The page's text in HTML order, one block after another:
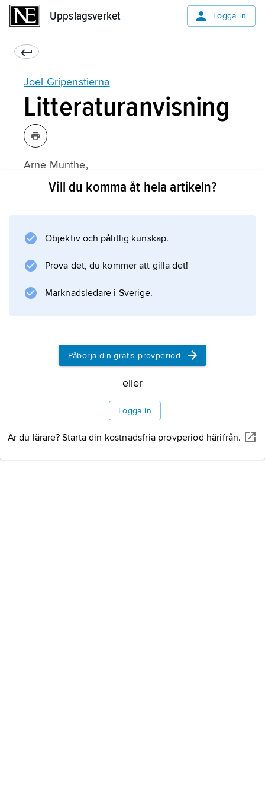
Uppslagsverket Logga in
Joel Gripenstierna
Litteraturanvisning
Arne Munthe,
Joel Gripenstierna
Vill du komma åt hela artikeln?
Objektiv och pålitlig kunskap.
Prova det, du kommer att gilla det!
Marknadsledare i Sverige.
Påbörja din gratis provperiod
eller
Logga in
Är du lärare? Starta din kostnadsfria provperiod härifrån.